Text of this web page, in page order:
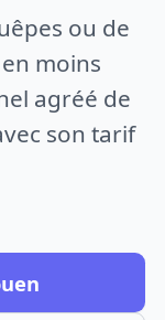
ou de
moins
agréé de
son tarif